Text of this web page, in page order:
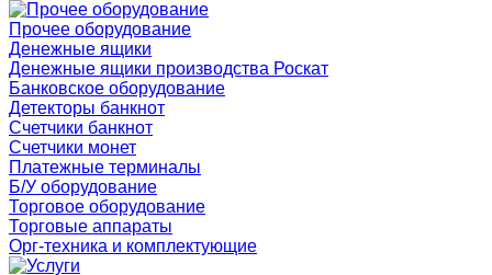
Прочее оборудование
Денежные ящики
Денежные ящики производства Роскат
Банковское оборудование
Детекторы банкнот
Счетчики банкнот
Счетчики монет
Платежные терминалы
Б/У оборудование
Торговое оборудование
Торговые аппараты
Орг-техника и комплектующие